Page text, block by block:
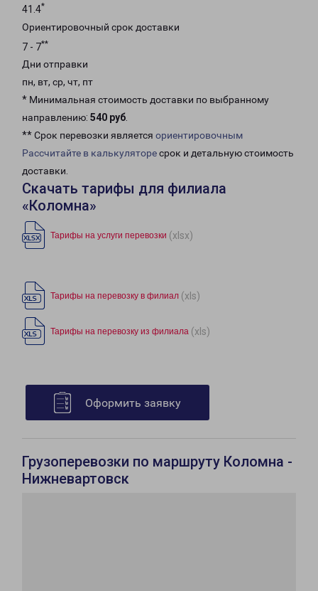
41.4*
Ориентировочный срок доставки
7 - 7**
Дни отправки
пн, вт, ср, чт, пт
* Минимальная стоимость доставки по выбранному
направлению: 540 руб.
** Срок перевозки является ориентировочным
Рассчитайте в калькуляторесрок и детальную стоимость
доставки.
Скачать тарифы для филиала
«Коломна»
Тарифы на услуги перевозки (xlsx)
Тарифы на перевозку в филиал (xls)
Тарифы на перевозку из филиала (xls)
Оформить заявку
Грузоперевозки по маршруту Коломна -
Нижневартовск